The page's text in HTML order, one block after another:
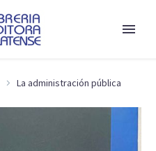
La administración pública